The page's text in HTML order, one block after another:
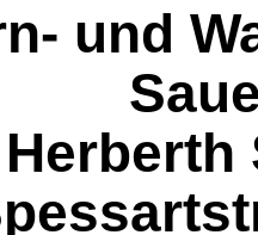
und
Herberth